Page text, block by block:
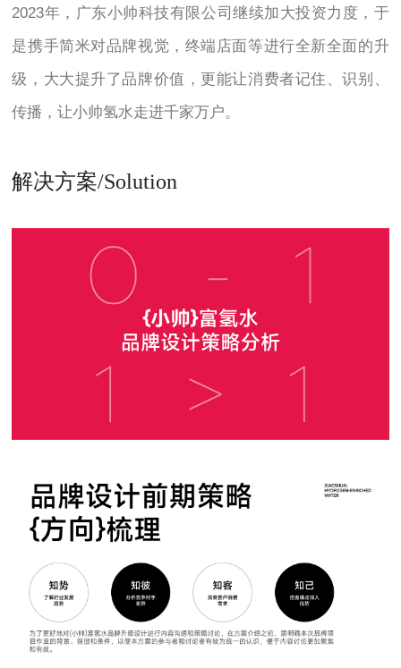
2023年，广东小帅科技有限公司继续加大投资力度，于
是携手简米对品牌视觉，终端店面等进行全新全面的升
级，大大提升了品牌价值，更能让消费者记住、识别、
传播，让小帅氢水走进千家万户。
解决方案/Solution